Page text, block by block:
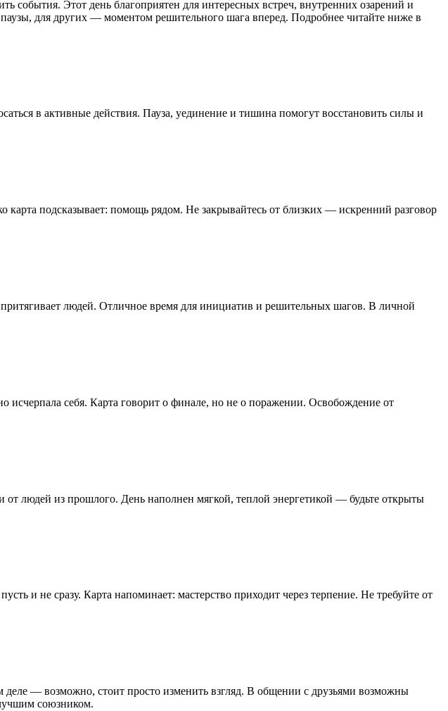
события. Этот день благоприятен для интересных встреч, внутренних озарений и
для других — моментом решительного шага вперед. Подробнее читайте ниже в
в активные действия. Пауза, уединение и тишина помогут восстановить силы и
подсказывает: помощь рядом. Не закрывайтесь от близких — искренний разговор
людей. Отличное время для инициатив и решительных шагов. В личной
исчерпала себя. Карта говорит о финале, но не о поражении. Освобождение от
людей из прошлого. День наполнен мягкой, теплой энергетикой — будьте открыты
и не сразу. Карта напоминает: мастерство приходит через терпение. Не требуйте от
— возможно, стоит просто изменить взгляд. В общении с друзьями возможны
союзником.